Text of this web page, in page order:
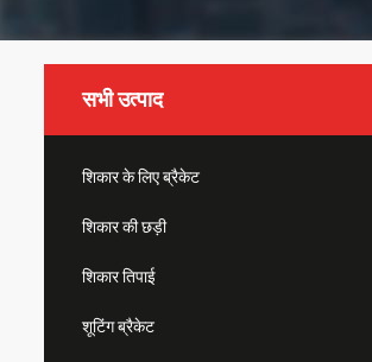
सभी उत्पाद
शिकार के लिए ब्रैकेट
शिकार की छड़ी
शिकार तिपाई
शूटिंग ब्रैकेट